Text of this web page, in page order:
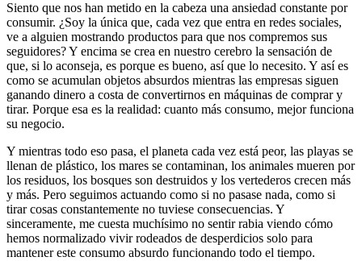
Siento que nos han metido en la cabeza una ansiedad constante por
consumir. ¿Soy la única que, cada vez que entra en redes sociales,
ve a alguien mostrando productos para que nos compremos sus
seguidores? Y encima se crea en nuestro cerebro la sensación de
que, si lo aconseja, es porque es bueno, así que lo necesito. Y así es
como se acumulan objetos absurdos mientras las empresas siguen
ganando dinero a costa de convertirnos en máquinas de comprar y
tirar. Porque esa es la realidad: cuanto más consumo, mejor funciona
su negocio.
Y mientras todo eso pasa, el planeta cada vez está peor, las playas se
llenan de plástico, los mares se contaminan, los animales mueren por
los residuos, los bosques son destruidos y los vertederos crecen más
y más. Pero seguimos actuando como si no pasase nada, como si
tirar cosas constantemente no tuviese consecuencias. Y
sinceramente, me cuesta muchísimo no sentir rabia viendo cómo
hemos normalizado vivir rodeados de desperdicios solo para
mantener este consumo absurdo funcionando todo el tiempo.